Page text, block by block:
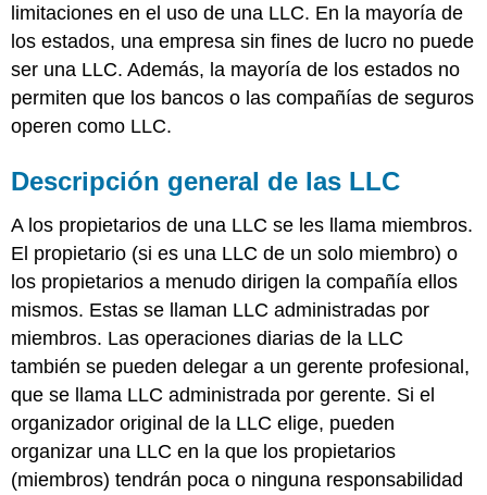
limitaciones en el uso de una LLC. En la mayoría de
los estados, una empresa sin fines de lucro no puede
ser una LLC. Además, la mayoría de los estados no
permiten que los bancos o las compañías de seguros
operen como LLC.
Descripción general de las LLC
A los propietarios de una LLC se les llama miembros.
El propietario (si es una LLC de un solo miembro) o
los propietarios a menudo dirigen la compañía ellos
mismos. Estas se llaman LLC administradas por
miembros. Las operaciones diarias de la LLC
también se pueden delegar a un gerente profesional,
que se llama LLC administrada por gerente. Si el
organizador original de la LLC elige, pueden
organizar una LLC en la que los propietarios
(miembros) tendrán poca o ninguna responsabilidad